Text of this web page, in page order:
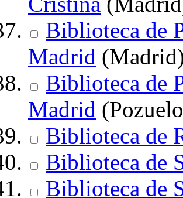
Biblioteca de
Madrid
Biblioteca de
Madrid
Biblioteca de
Biblioteca de
Biblioteca de